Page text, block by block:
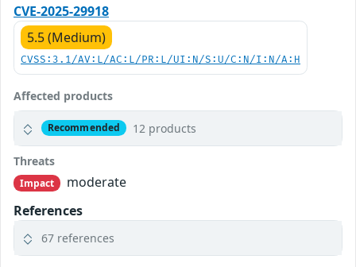
CVE-2025-29918
5.5 (Medium)
CVSS:3.1/AV:L/AC:L/PR:L/UI:N/S:U/C:N/I:N/A:H
Affected products
Recommended 12 products
Threats
Impact
moderate
References
67 references